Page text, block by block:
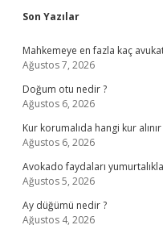
Sidebar
Son Yazılar
Mahkemeye en fazla kaç
Ağustos 7, 2026
Doğum otu nedir ?
Ağustos 6, 2026
Kur korumalıda hangi kur alınır
Ağustos 6, 2026
Avokado faydaları
Ağustos 5, 2026
Ay düğümü nedir ?
Ağustos 4, 2026